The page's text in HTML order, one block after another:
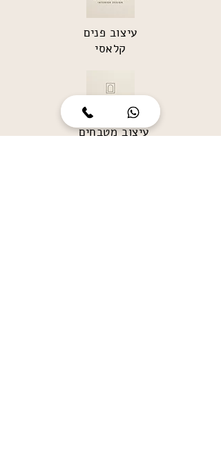
עיצוב פנים
קלאסי
עיצוב מטבחים